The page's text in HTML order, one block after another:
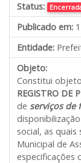
Status:
Publicado em:
Entidade:
Objeto:
Constitui
REGISTRO DE
de serviços de
social, as
Municipal de
especificações